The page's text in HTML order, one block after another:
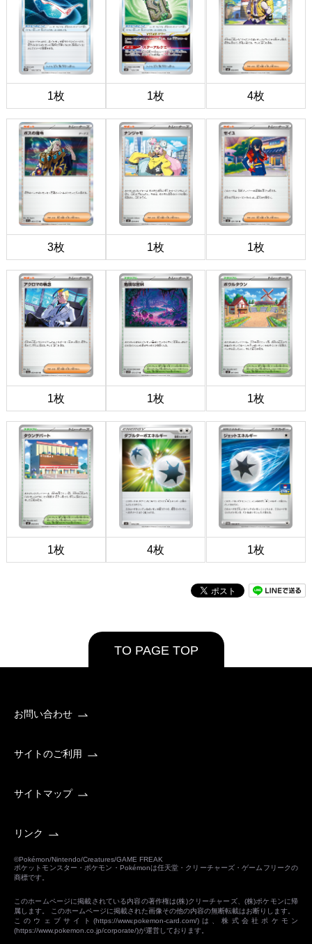
1枚 1枚 4枚
3枚 1枚 1枚
1枚 1枚 1枚
1枚 4枚 1枚
TO PAGE TOP
お問い合わせ
サイトのご利用
サイトマップ
リンク
©Pokémon/Nintendo/Creatures/GAME FREAK
ポケットモンスター・ポケモン・Pokémonは任天堂・クリーチャーズ・ゲームフリークの
商標です。
このホームページに掲載されている内容の著作権は(株)クリーチャーズ、(株)ポケモンに帰
属します。 このホームページに掲載された画像その他の内容の無断転載はお断りします。
このウェブサイト(https://www.pokemon-card.com/)は、株式会社ポケモン
(https://www.pokemon.co.jp/corporate/)が運営しております。